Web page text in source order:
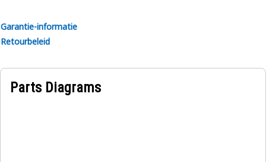
Garantie-informatie
Retourbeleid
Parts Diagrams